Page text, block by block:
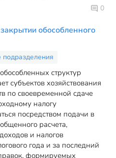
0
обособленного
структур
субъектов хозяйствования
по своевременной сдаче
налогу
посредством подачи в
расчета,
и налогов
года и за последний
формируемых